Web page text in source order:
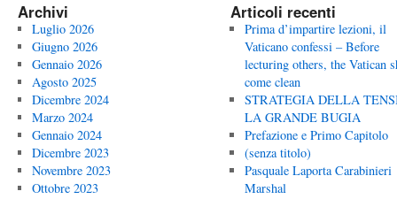
Archivi
Luglio 2026
Giugno 2026
Gennaio 2026
Agosto 2025
Dicembre 2024
Marzo 2024
Gennaio 2024
Dicembre 2023
Novembre 2023
Ottobre 2023
Articoli recenti
Prima d’impartire lezioni, il
Vaticano confessi – Before
lecturing others, the Vatican
come clean
STRATEGIA DELLA
LA GRANDE BUGIA
Prefazione e Primo Capitolo
(senza titolo)
Pasquale Laporta Carabinieri
Marshal